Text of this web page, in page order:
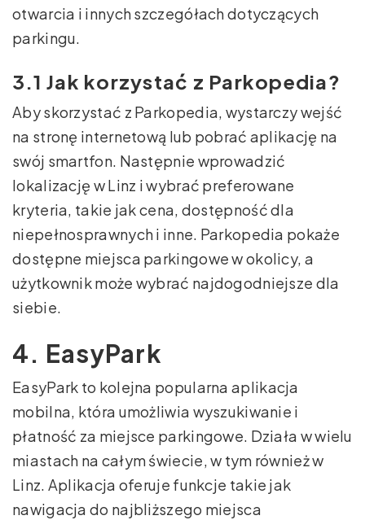
otwarcia i innych szczegółach dotyczących
parkingu.
3.1 Jak korzystać z Parkopedia?
Aby skorzystać z Parkopedia, wystarczy wejść
na stronę internetową lub pobrać aplikację na
swój smartfon. Następnie wprowadzić
lokalizację w Linz i wybrać preferowane
kryteria, takie jak cena, dostępność dla
niepełnosprawnych i inne. Parkopedia pokaże
dostępne miejsca parkingowe w okolicy, a
użytkownik może wybrać najdogodniejsze dla
siebie.
4. EasyPark
EasyPark to kolejna popularna aplikacja
mobilna, która umożliwia wyszukiwanie i
płatność za miejsce parkingowe. Działa w wielu
miastach na całym świecie, w tym również w
Linz. Aplikacja oferuje funkcje takie jak
nawigacja do najbliższego miejsca